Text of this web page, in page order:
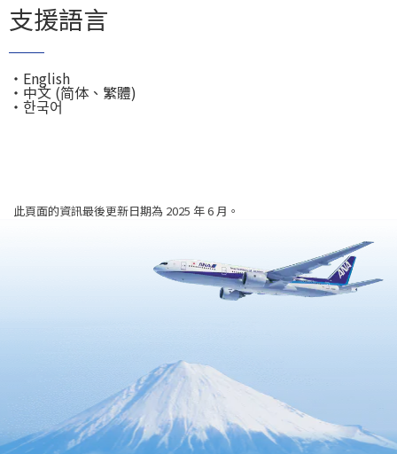
支援語言
・ English
・ 中文 (简体、繁體)
・ 한국어
此頁面的資訊最後更新日期為 2025 年 6 月。